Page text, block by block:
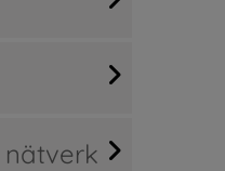
nätverk